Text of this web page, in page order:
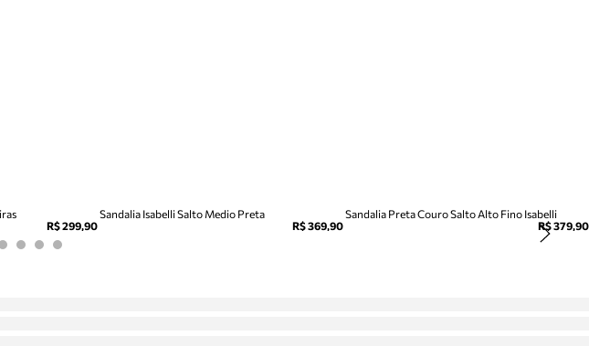
R$ 299,90
Sandalia Isabelli Salto Medio Preta
R$ 369,90
Sandalia Preta Couro Salto Alto Fino Isabelli
R$ 379,90